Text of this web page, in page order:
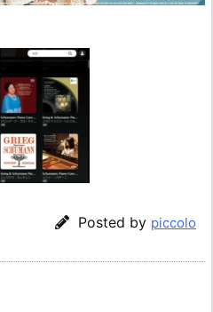
Posted by piccolo